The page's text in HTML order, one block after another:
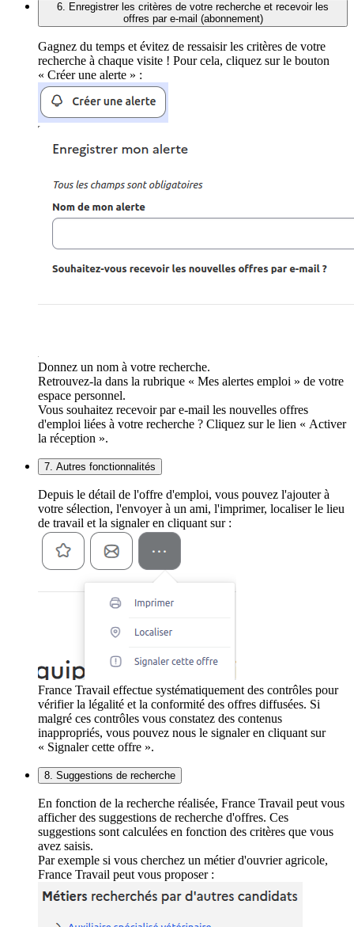
6. Enregistrer les critères de votre recherche et recevoir les
offres par e-mail (abonnement)
Gagnez du temps et évitez de ressaisir les critères de votre
recherche à chaque visite ! Pour cela, cliquez sur le bouton
« Créer une alerte » :
Donnez un nom à votre recherche.
Retrouvez-la dans la rubrique « Mes alertes emploi » de votre
espace personnel.
Vous souhaitez recevoir par e-mail les nouvelles offres
d'emploi liées à votre recherche ? Cliquez sur le lien « Activer
la réception ».
7. Autres fonctionnalités
Depuis le détail de l'offre d'emploi, vous pouvez l'ajouter à
votre sélection, l'envoyer à un ami, l'imprimer, localiser le lieu
de travail et la signaler en cliquant sur :
France Travail effectue systématiquement des contrôles pour
vérifier la légalité et la conformité des offres diffusées. Si
malgré ces contrôles vous constatez des contenus
inappropriés, vous pouvez nous le signaler en cliquant sur
« Signaler cette offre ».
8. Suggestions de recherche
En fonction de la recherche réalisée, France Travail peut vous
afficher des suggestions de recherche d'offres. Ces
suggestions sont calculées en fonction des critères que vous
avez saisis.
Par exemple si vous cherchez un métier d'ouvrier agricole,
France Travail peut vous proposer :